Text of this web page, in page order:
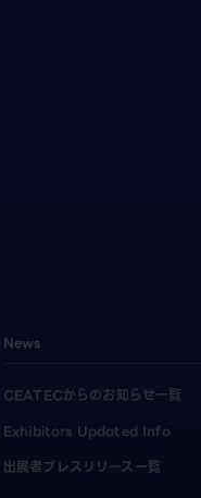
News
CEATECからのお知らせ一覧
Exhibitors Updated Info
出展者プレスリリース一覧